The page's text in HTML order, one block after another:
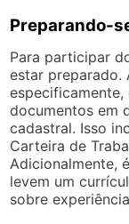
Preparando-
Para participar
estar preparado.
documentos em
cadastral. Isso
Carteira de
Adicionalmente,
levem um
sobre